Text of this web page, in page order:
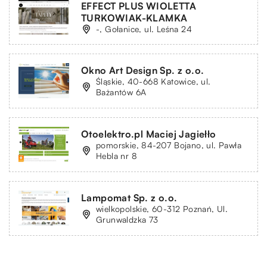
EFFECT PLUS WIOLETTA
TURKOWIAK-KLAMKA
-, Gołanice, ul. Leśna 24
Okno Art Design Sp. z o.o.
Śląskie, 40-668 Katowice, ul.
Bażantów 6A
Otoelektro.pl Maciej Jagiełło
pomorskie, 84-207 Bojano, ul. Pawła
Hebla nr 8
Lampomat Sp. z o.o.
wielkopolskie, 60-312 Poznań, Ul.
Grunwaldzka 73